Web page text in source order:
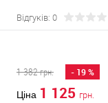
Відгуків: 0
1 382грн. - 19 %
Ціна 1 125 грн.